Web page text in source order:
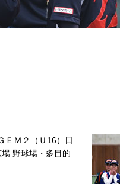
ＥＭ２（Ｕ16）日
野球場・多目的